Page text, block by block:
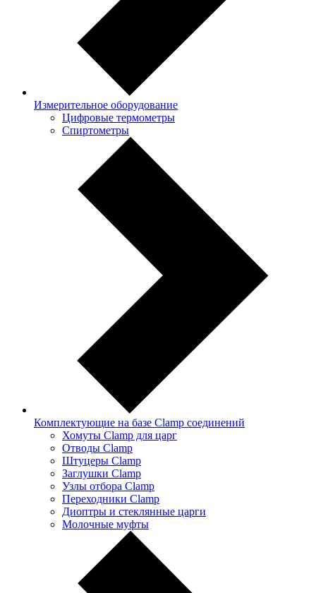
Измерительное оборудование
Цифровые термометры
Спиртометры
Комплектующие на базе Clamp соединений
Хомуты Clamp для царг
Отводы Clamp
Штуцеры Clamp
Заглушки Clamp
Узлы отбора Clamp
Переходники Clamp
Диоптры и стеклянные царги
Молочные муфты